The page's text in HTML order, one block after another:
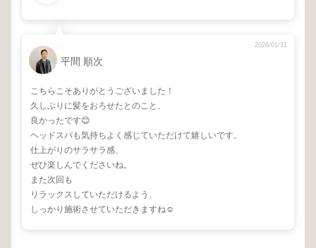
平間 順次
2026/01/31
こちらこそありがとうございました！
久しぶりに髪をおろせたとのこと、
良かったです😊
ヘッドスパも気持ちよく感じていただけて嬉しいです。
仕上がりのサラサラ感、
ぜひ楽しんでくださいね。
また次回も
リラックスしていただけるよう、
しっかり施術させていただきますね☺️